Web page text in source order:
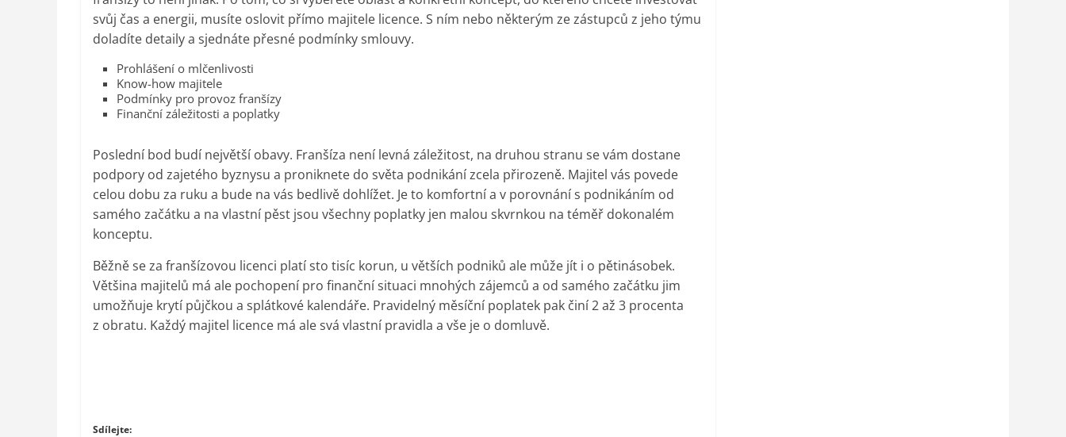
svůj čas a energii, musíte oslovit přímo majitele licence. S ním nebo některým ze zástupců z jeho týmu
doladíte detaily a sjednáte přesné podmínky smlouvy.
Prohlášení o mlčenlivosti
Know-how majitele
Podmínky pro provoz franšízy
Finanční záležitosti a poplatky
Poslední bod budí největší obavy. Franšíza není levná záležitost, na druhou stranu se vám dostane
podpory od zajetého byznysu a proniknete do světa podnikání zcela přirozeně. Majitel vás povede
celou dobu za ruku a bude na vás bedlivě dohlížet. Je to komfortní a v porovnání s podnikáním od
samého začátku a na vlastní pěst jsou všechny poplatky jen malou skvrnkou na téměř dokonalém
konceptu.
Běžně se za franšízovou licenci platí sto tisíc korun, u větších podniků ale může jít i o pětinásobek.
Většina majitelů má ale pochopení pro finanční situaci mnohých zájemců a od samého začátku jim
umožňuje krytí půjčkou a splátkové kalendáře. Pravidelný měsíční poplatek pak činí 2 až 3 procenta
z obratu. Každý majitel licence má ale svá vlastní pravidla a vše je o domluvě.
Sdílejte: